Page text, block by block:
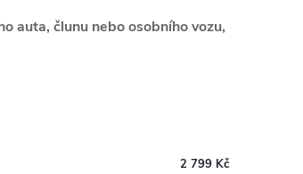
auta, člunu nebo osobního vozu,
2 799 Kč